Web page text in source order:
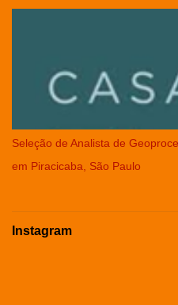
Seleção de Analista de
em Piracicaba, São Paulo
Instagram